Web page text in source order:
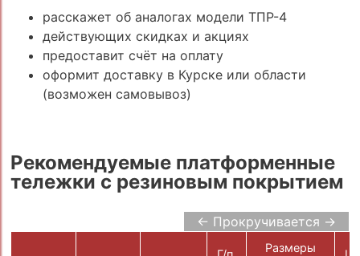
расскажет об аналогах модели ТПР-4
действующих скидках и акциях
предоставит счёт на оплату
оформит доставку в Курске или области
(возможен самовывоз)
Рекомендуемые платформенные
тележки с резиновым покрытием
← Прокручивается →
Размеры